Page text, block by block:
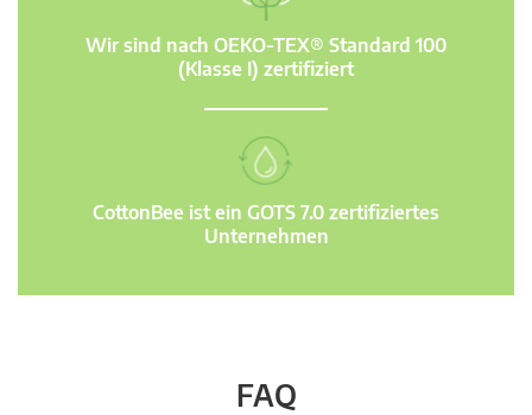
Wir sind nach OEKO-TEX® Standard 100
(Klasse I) zertifiziert
CottonBee ist ein GOTS 7.0 zertifiziertes
Unternehmen
FAQ